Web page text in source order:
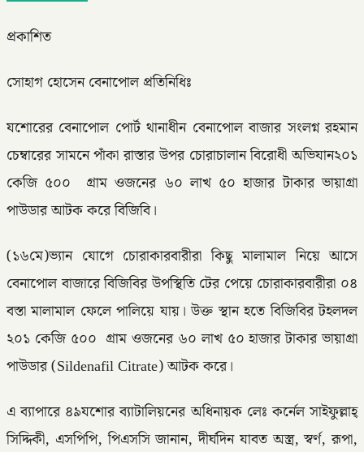
প্রকাশিত
সোহাগ হোসেন বেনাপোল প্রতিনিধিঃ
যশোরের বেনাপোল পোর্ট থানাধীন বেনাপোল বাজার সংলগ্ন রহমান
চেম্বারের সামনে পাঁকা রাস্তার উপর চোরাচালান বিরোধী অভিযান২০১
কেজি ৫০০ গ্রাম ওজনের ৬০ লাখ ৫০ হাজার টাকার ভায়াগ্রা
পাউডার আটক করে বিজিবি।
(১৬মে)ভ্যান যোগে চোরাকারবারীরা কিছু মালামাল নিয়ে আসে
বেনাপোল বাজারে বিজিবির উপস্থিতি টের পেয়ে চোরাকারবারীরা ০৪
বস্তা মালামাল ফেলে পালিয়ে যায়। উক্ত স্থান হতে বিজিবির টহলদল
২০১ কেজি ৫০০ গ্রাম ওজনের ৬০ লাখ ৫০ হাজার টাকার ভায়াগ্রা
পাউডার (Sildenafil Citrate) আটক করে।
এ ব্যাপারে ৪৯যশোর ব্যাটালিয়নের অধিনায়ক লেঃ কর্নেল সাইফুল্লাহ্
সিদ্দিকী, এসপিপি, পিএসসি জানান, দীর্ঘদিন যাবত অস্ত্র, স্বর্ণ, রূপা,